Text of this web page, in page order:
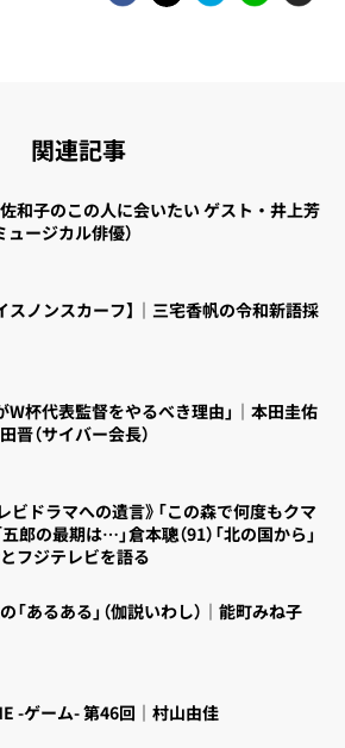
関連記事
和子のこの人に会いたい ゲスト・井上芳
ュージカル俳優）
スノンスカーフ】｜三宅香帆の令和新語採
W杯代表監督をやるべき理由」｜本田圭佑
晋（サイバー会長）
ビドラマへの遺言》「この森で何度もクマ
五郎の最期は…」倉本聰（91）「北の国から」
フジテレビを語る
「あるある」（伽説いわし）｜能町みね子
-ゲーム- 第46回｜村山由佳